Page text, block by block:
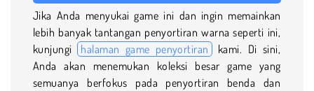
Jika Anda menyukai game ini dan ingin memainkan
lebih banyak tantangan penyortiran warna seperti ini,
kunjungi halaman game penyortiran kami. Di sini,
Anda akan menemukan koleksi besar game yang
semuanya berfokus pada penyortiran benda dan